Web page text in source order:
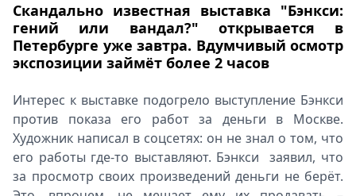
Скандально известная выставка "Бэнкси:
гений или вандал?" открывается в
Петербурге уже завтра. Вдумчивый осмотр
экспозиции займёт более 2 часов
Интерес к выставке подогрело выступление Бэнкси
против показа его работ за деньги в Москве.
Художник написал в соцсетях: он не знал о том, что
его работы где-то выставляют. Бэнкси заявил, что
за просмотр своих произведений деньги не берёт.